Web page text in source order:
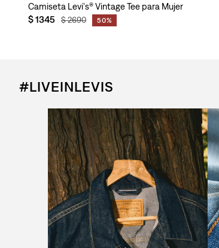
Camiseta Levi's® Vintage Tee para Mujer
$1345 $2690 50%
#LIVEINLEVIS